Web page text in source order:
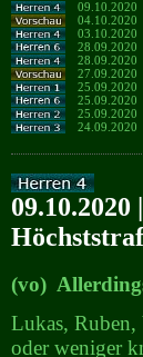
09.10.2020
04.10.2020
03.10.2020
28.09.2020
28.09.2020
27.09.2020
25.09.2020
25.09.2020
25.09.2020
24.09.2020
(vo)
Lukas, Ruben,
oder weniger